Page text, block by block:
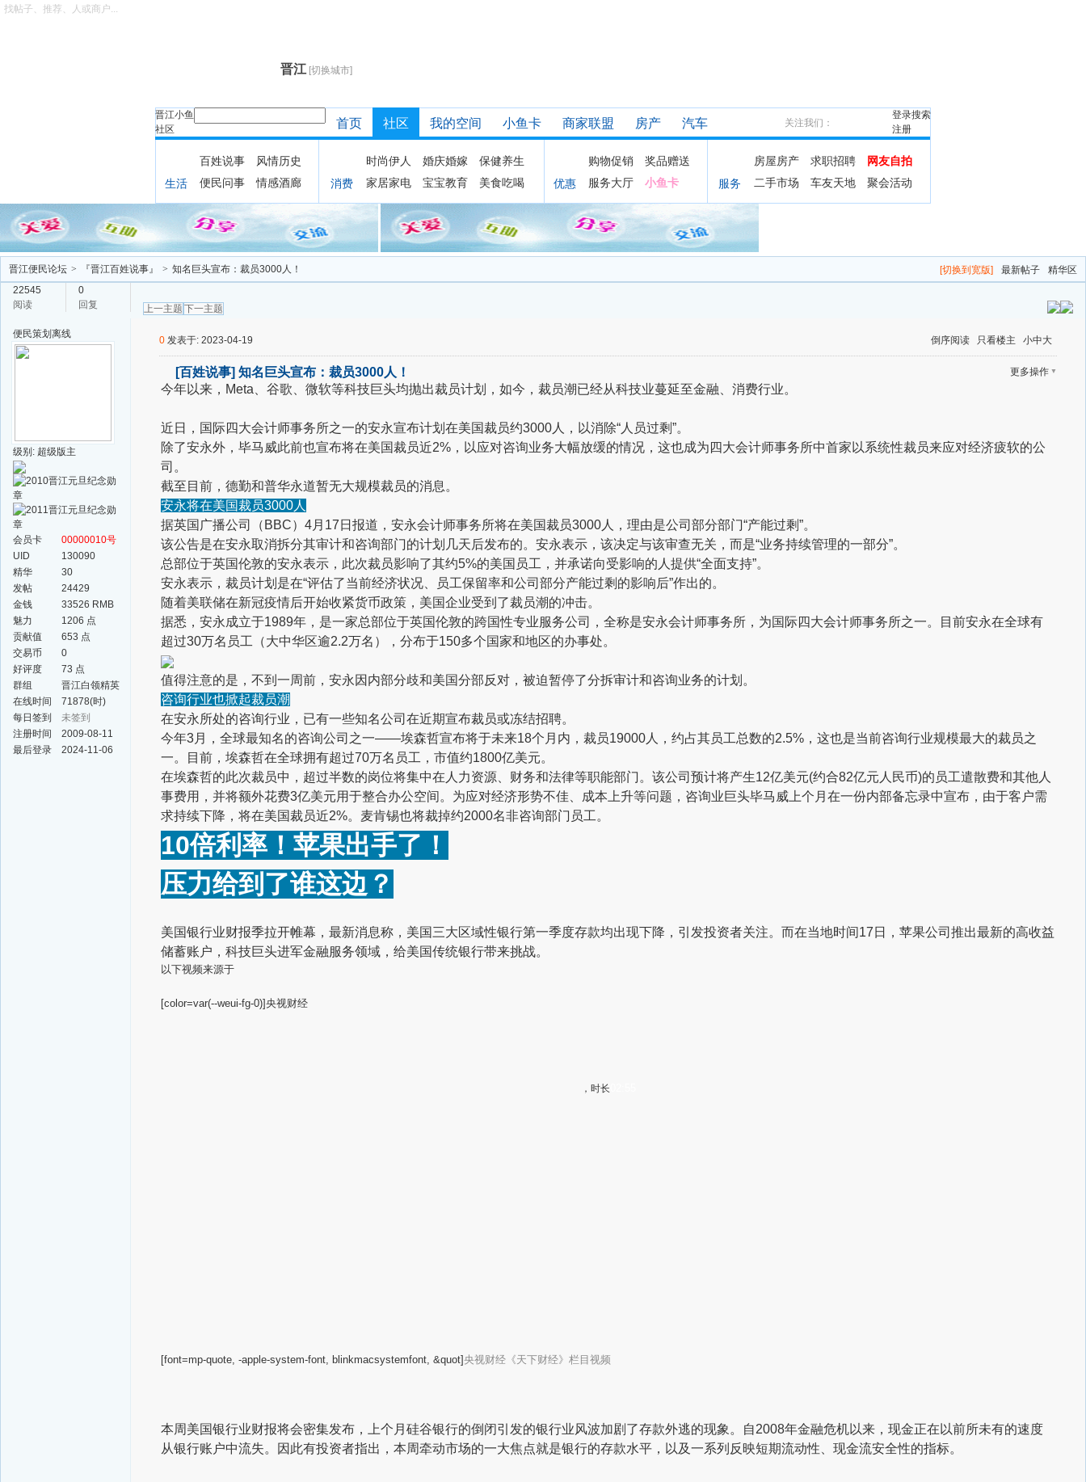
晋江 [切换城市]
晋江小鱼
社区
搜索
找帖子、推荐、人或商户...
登录
注册
首页 社区 我的空间 小鱼卡 商家联盟 房产 汽车 关注我们：
生活
百姓说事
风情历史
便民问事
情感酒廊 消费
时尚伊人 婚庆婚嫁
保健养生
家居家电
宝宝教育 美食吃喝 优惠
购物促销
奖品赠送
服务大厅
小鱼卡 服务
房屋房产 求职招聘
网友自拍
二手市场
车友天地 聚会活动
[切换到宽版] 最新帖子 精华区
晋江便民论坛 > 『晋江百姓说事』 > 知名巨头宣布：裁员3000人！
22545
阅读
0
回复
上一主题 下一主题
便民策划 离线
级别: 超级版主
会员卡
00000010号
UID
130090
精华
30
发帖
24429
金钱
33526 RMB
魅力
1206 点
贡献值
653 点
交易币
0
好评度
73 点
群组
晋江白领精英
群
在线时间
71878(时)
每日签到
未签到
注册时间
2009-08-11
最后登录
2024-11-06
倒序阅读 只看楼主 小中大
0 发表于: 2023-04-19
更多操作 ▼
[百姓说事] 知名巨头宣布：裁员3000人！
今年以来，Meta、谷歌、微软等科技巨头均抛出裁员计划，如今，裁员潮已经从科技业蔓延至金融、消费行业。
近日，国际四大会计师事务所之一的安永宣布计划在美国裁员约3000人，以消除“人员过剩”。
除了安永外，毕马威此前也宣布将在美国裁员近2%，以应对咨询业务大幅放缓的情况，这也成为四大会计师事务所中首家以系统性裁员来应对经济疲软的公
司。
截至目前，德勤和普华永道暂无大规模裁员的消息。
安永将在美国裁员3000人
据英国广播公司（BBC）4月17日报道，安永会计师事务所将在美国裁员3000人，理由是公司部分部门“产能过剩”。
该公告是在安永取消拆分其审计和咨询部门的计划几天后发布的。安永表示，该决定与该审查无关，而是“业务持续管理的一部分”。
总部位于英国伦敦的安永表示，此次裁员影响了其约5%的美国员工，并承诺向受影响的人提供“全面支持”。
安永表示，裁员计划是在“评估了当前经济状况、员工保留率和公司部分产能过剩的影响后”作出的。
随着美联储在新冠疫情后开始收紧货币政策，美国企业受到了裁员潮的冲击。
据悉，安永成立于1989年，是一家总部位于英国伦敦的跨国性专业服务公司，全称是安永会计师事务所，为国际四大会计师事务所之一。目前安永在全球有
超过30万名员工（大中华区逾2.2万名），分布于150多个国家和地区的办事处。
值得注意的是，不到一周前，安永因内部分歧和美国分部反对，被迫暂停了分拆审计和咨询业务的计划。
咨询行业也掀起裁员潮
在安永所处的咨询行业，已有一些知名公司在近期宣布裁员或冻结招聘。
今年3月，全球最知名的咨询公司之一——埃森哲宣布将于未来18个月内，裁员19000人，约占其员工总数的2.5%，这也是当前咨询行业规模最大的裁员之
一。目前，埃森哲在全球拥有超过70万名员工，市值约1800亿美元。
在埃森哲的此次裁员中，超过半数的岗位将集中在人力资源、财务和法律等职能部门。该公司预计将产生12亿美元(约合82亿元人民币)的员工遣散费和其他人
事费用，并将额外花费3亿美元用于整合办公空间。 为应对经济形势不佳、成本上升等问题，咨询业巨头毕马威上个月在一份内部备忘录中宣布，由于客户需
求持续下降，将在美国裁员近2%。麦肯锡也将裁掉约2000名非咨询部门员工。
10倍利率！苹果出手了！
压力给到了谁这边？
美国银行业财报季拉开帷幕，最新消息称，美国三大区域性银行第一季度存款均出现下降，引发投资者关注。而在当地时间17日，苹果公司推出最新的高收益
储蓄账户，科技巨头进军金融服务领域，给美国传统银行带来挑战。
以下视频来源于
[color=var(--weui-fg-0)]央视财经
，时长
[font=mp-quote, -apple-system-font, blinkmacsystemfont, &quot]央视财经《天下财经》栏目视频
本周美国银行业财报将会密集发布，上个月硅谷银行的倒闭引发的银行业风波加剧了存款外逃的现象。自2008年金融危机以来，现金正在以前所未有的速度
从银行账户中流失。因此有投资者指出，本周牵动市场的一大焦点就是银行的存款水平，以及一系列反映短期流动性、现金流安全性的指标。